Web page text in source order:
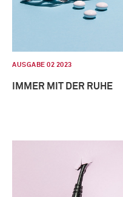
AUSGABE 02 2023
IMMER MIT DER RUHE